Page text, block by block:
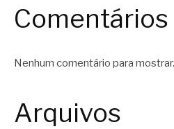
Comentários
Nenhum comentário para mostrar.
Arquivos